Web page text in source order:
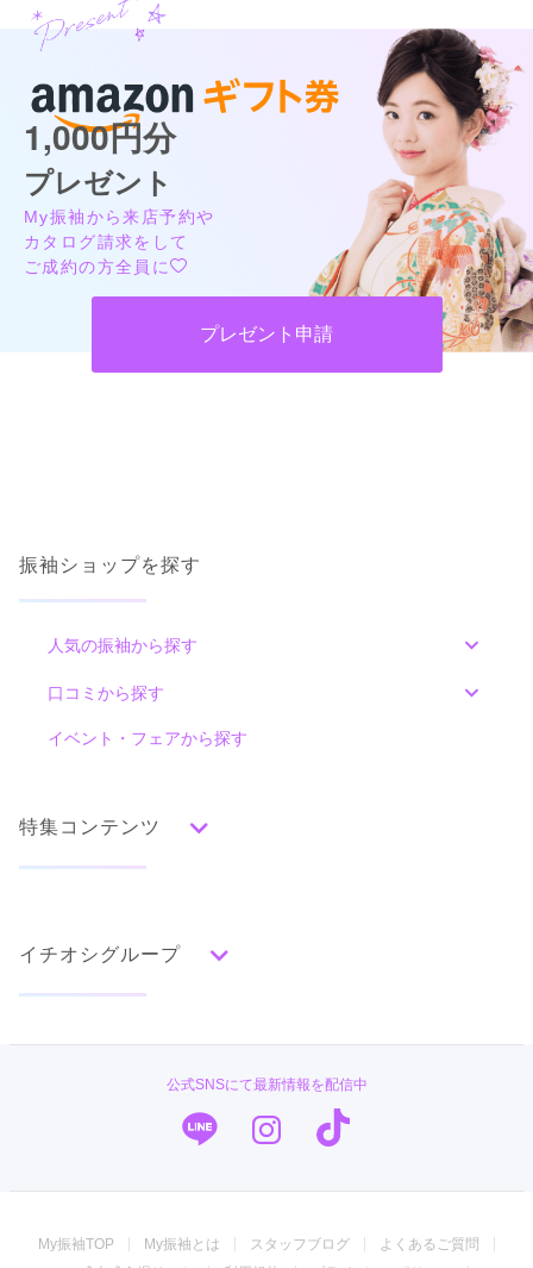
1,000円分
プレゼント
My振袖から来店予約や
カタログ請求をして
ご成約の方全員に
プレゼント申請
振袖ショップを探す
人気の振袖から探す
色別ランキング
グレー
黒 その他
レトロ
梅 菊 松 竹 牡丹
鶴 車
雪輪 雲取り 道長取り
口コミから探す
口コミ一覧
イベント・フェアから探す
特集コンテンツ
ママ振特集
個性的振袖コーディネート特集
成人式レポート
振袖ブランド特集
イチオシグループ
振袖専門店 一蔵
公式SNSにて最新情報を配信中
My振袖TOP My振袖とは スタッフブログ
よくあるご質問